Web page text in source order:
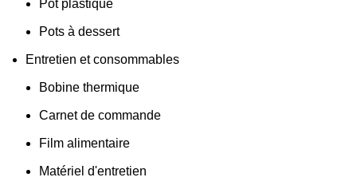
Pot plastique
Pots à dessert
Entretien et consommables
Bobine thermique
Carnet de commande
Film alimentaire
Matériel d'entretien